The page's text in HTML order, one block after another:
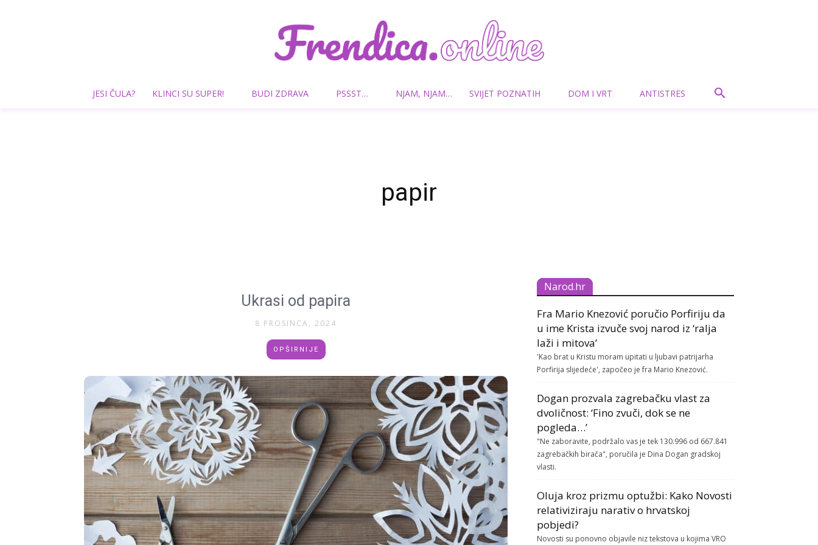
Frendica.online
JESI ČULA? KLINCI SU SUPER! BUDI ZDRAVA PSSST… NJAM, NJAM… SVIJET POZNATIH DOM I VRT ANTISTRES
papir
Ukrasi od papira
8 PROSINCA, 2024
OPŠIRNIJE
Narod.hr
Fra Mario Knezović poručio Porfiriju da
u ime Krista izvuče svoj narod iz ‘ralja
laži i mitova’
'Kao brat u Kristu moram upitati u ljubavi patrijarha
Porfirija slijedeće', započeo je fra Mario Knezović.
Dogan prozvala zagrebačku vlast za
dvoličnost: ‘Fino zvuči, dok se ne
pogleda…’
"Ne zaboravite, podržalo vas je tek 130.996 od 667.841
zagrebačkih birača", poručila je Dina Dogan gradskoj
vlasti.
Oluja kroz prizmu optužbi: Kako Novosti
relativiziraju narativ o hrvatskoj
pobjedi?
Novosti su ponovno objavile niz tekstova u kojima VRO